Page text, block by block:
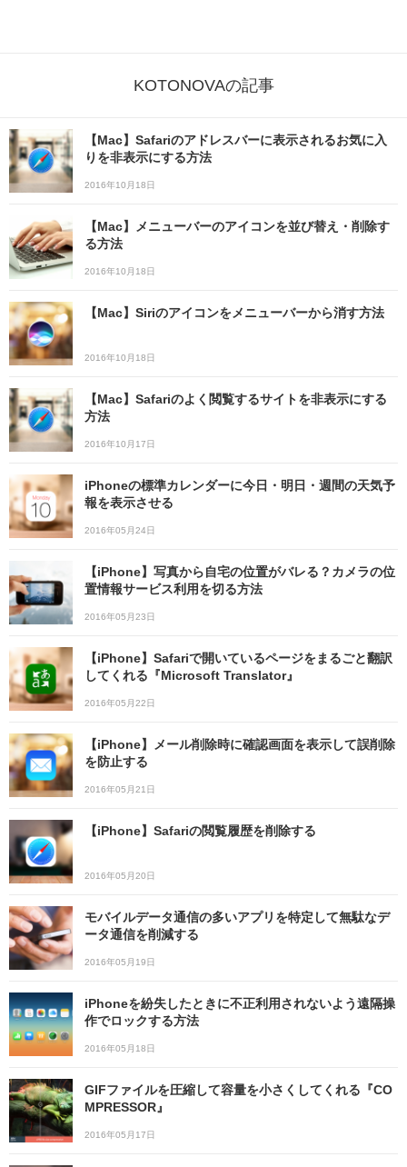
KOTONOVAの記事
【Mac】Safariのアドレスバーに表示されるお気に入
りを非表示にする方法
2016年10月18日
【Mac】メニューバーのアイコンを並び替え・削除す
る方法
2016年10月18日
【Mac】Siriのアイコンをメニューバーから消す方法
2016年10月18日
【Mac】Safariのよく閲覧するサイトを非表示にする
方法
2016年10月17日
iPhoneの標準カレンダーに今日・明日・週間の天気予
報を表示させる
2016年05月24日
【iPhone】写真から自宅の位置がバレる？カメラの位
置情報サービス利用を切る方法
2016年05月23日
【iPhone】Safariで開いているページをまるごと翻訳
してくれる『Microsoft Translator』
2016年05月22日
【iPhone】メール削除時に確認画面を表示して誤削除
を防止する
2016年05月21日
【iPhone】Safariの閲覧履歴を削除する
2016年05月20日
モバイルデータ通信の多いアプリを特定して無駄なデ
ータ通信を削減する
2016年05月19日
iPhoneを紛失したときに不正利用されないよう遠隔操
作でロックする方法
2016年05月18日
GIFファイルを圧縮して容量を小さくしてくれる『CO
MPRESSOR』
2016年05月17日